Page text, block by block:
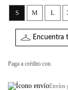
S M L
Encuentra
Paga a crédito con
Envíos